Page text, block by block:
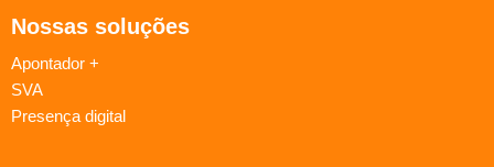
Nossas soluções
Apontador +
SVA
Presença digital